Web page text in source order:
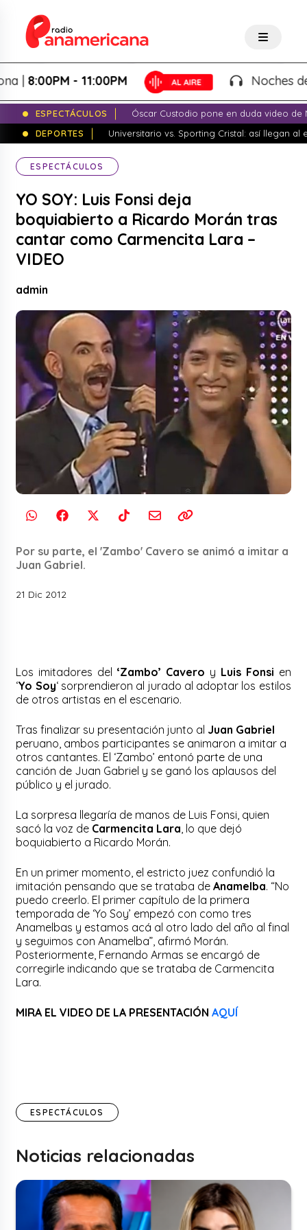
- 11:00PM Noches de
ESPECTÁCULOS
Óscar Custodio pone en duda video de
DEPORTES
Universitario vs. Sporting Cristal: así llegan al
ESPECTÁCULOS
YO SOY: Luis Fonsi deja
boquiabierto a Ricardo Morán tras
cantar como Carmencita Lara –
VIDEO
admin
Por su parte, el 'Zambo' Cavero se animó a imitar a
Juan Gabriel.
21 Dic 2012
Los imitadores del‘Zambo’ Cavero y Luis Fonsi en
‘Yo Soy‘ sorprendieron al jurado al adoptar los estilos
de otros artistas en el escenario.
Tras finalizar su presentación junto al Juan Gabriel
peruano, ambos participantes se animaron a imitar a
otros cantantes. El ‘Zambo’ entonó parte de una
canción de Juan Gabriel y se ganó los aplausos del
público y el jurado.
La sorpresa llegaría de manos de Luis Fonsi, quien
sacó la voz de Carmencita Lara, lo que dejó
boquiabierto a Ricardo Morán.
En un primer momento, el estricto juez confundió la
imitación pensando que se trataba deAnamelba. “No
puedo creerlo. El primer capítulo de la primera
temporada de ‘Yo Soy’ empezó con como tres
Anamelbas y estamos acá al otro lado del año al final
y seguimos con Anamelba”, afirmó Morán.
Posteriormente, Fernando Armas se encargó de
corregirle indicando que se trataba de Carmencita
Lara.
MIRA EL VIDEO DE LA PRESENTACIÓNAQUÍ
ESPECTÁCULOS
Noticias relacionadas